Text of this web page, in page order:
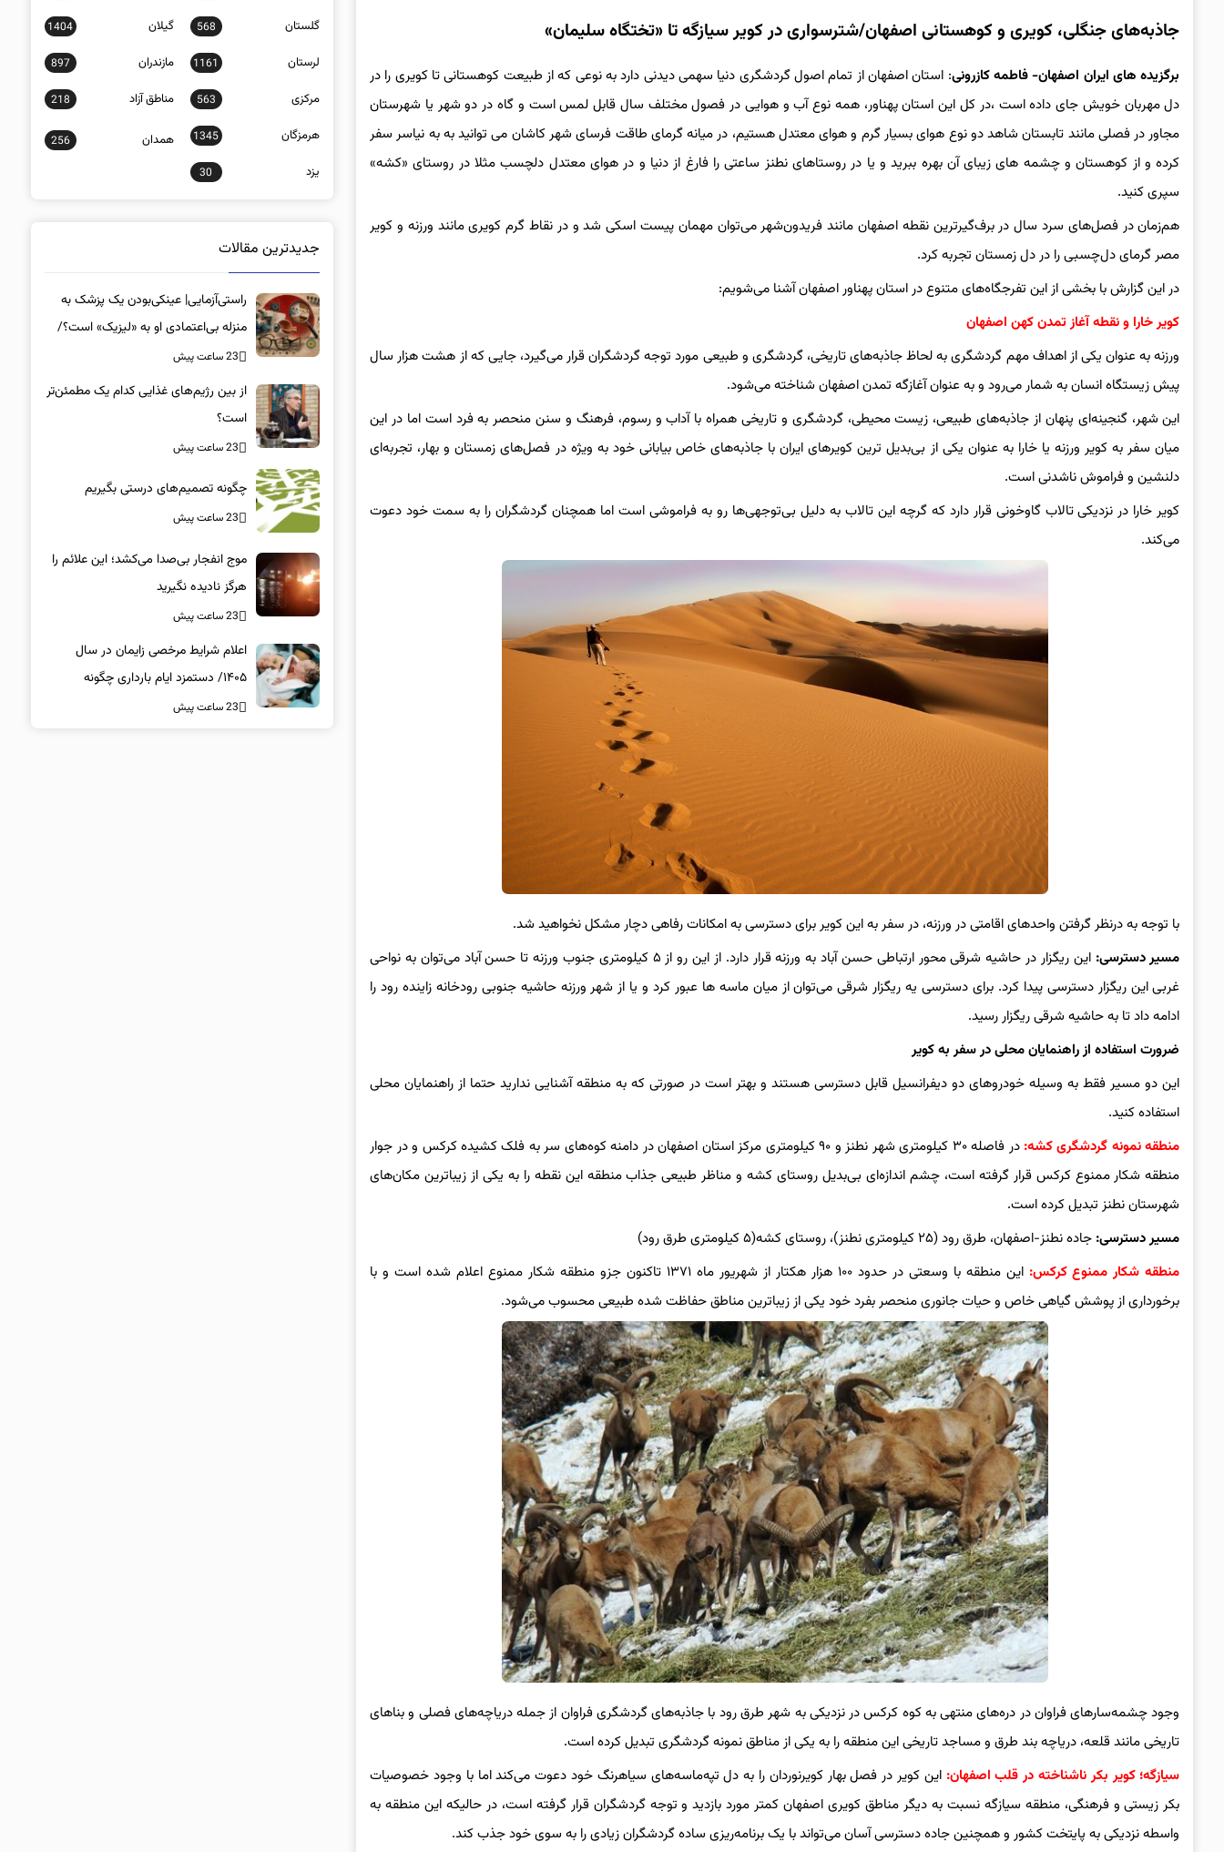
جاذبه‌های جنگلی، کویری و کوهستانی اصفهان/شترسواری در کویر سیازگه تا «تختگاه سلیمان»
برگزیده های ایران اصفهان- فاطمه کازرونی: استان اصفهان از تمام اصول گردشگری دنیا سهمی دیدنی دارد به نوعی که از طبیعت کوهستانی تا کویری را در
دل مهربان خویش جای داده است ،در کل این استان پهناور، همه نوع آب و هوایی در فصول مختلف سال قابل لمس است و گاه در دو شهر یا شهرستان
مجاور در فصلی مانند تابستان شاهد دو نوع هوای بسیار گرم و هوای معتدل هستیم، در میانه گرمای طاقت فرسای شهر کاشان می توانید به به نیاسر سفر
کرده و از کوهستان و چشمه های زیبای آن بهره ببرید و یا در روستاهای نطنز ساعتی را فارغ از دنیا و در هوای معتدل دلچسب مثلا در روستای «کشه»
سپری کنید.
هم‌زمان در فصل‌های سرد سال در برف‌گیرترین نقطه اصفهان مانند فریدون‌شهر می‌توان مهمان پیست اسکی شد و در نقاط گرم کویری مانند ورزنه و کویر
مصر گرمای دل‌چسبی را در دل زمستان تجربه کرد.
در این گزارش با بخشی از این تفرجگاه‌های متنوع در استان پهناور اصفهان آشنا می‌شویم:
کویر خارا و نقطه آغاز تمدن کهن اصفهان
ورزنه به عنوان یکی از اهداف مهم گردشگری به لحاظ جاذبه‌های تاریخی، گردشگری و طبیعی مورد توجه گردشگران قرار می‌گیرد، جایی که از هشت هزار سال
پیش زیستگاه انسان به شمار می‌رود و به عنوان آغازگه تمدن اصفهان شناخته می‌شود.
این شهر، گنجینه‌ای پنهان از جاذبه‌های طبیعی، زیست محیطی، گردشگری و تاریخی همراه با آداب و رسوم، فرهنگ و سنن منحصر به فرد است اما در این
میان سفر به کویر ورزنه یا خارا به عنوان یکی از بی‌بدیل ترین کویرهای ایران با جاذبه‌های خاص بیابانی خود به ویژه در فصل‌های زمستان و بهار، تجربه‌ای
دلنشین و فراموش ناشدنی است.
کویر خارا در نزدیکی تالاب گاوخونی قرار دارد که گرچه این تالاب به دلیل بی‌توجهی‌ها رو به فراموشی است اما همچنان گردشگران را به سمت خود دعوت
می‌کند.
با توجه به درنظر گرفتن واحدهای اقامتی در ورزنه، در سفر به این کویر برای دسترسی به امکانات رفاهی دچار مشکل نخواهید شد.
مسیر دسترسی:
این ریگزار در حاشیه شرقی محور ارتباطی حسن آباد به ورزنه قرار دارد. از این رو از ۵ کیلومتری جنوب ورزنه تا حسن آباد می‌توان به نواحی
غربی این ریگزار دسترسی پیدا کرد. برای دسترسی یه ریگزار شرقی می‌توان از میان ماسه ها عبور کرد و یا از شهر ورزنه حاشیه جنوبی رودخانه زاینده رود را
ادامه داد تا به حاشیه شرقی ریگزار رسید.
ضرورت استفاده از راهنمایان محلی در سفر به کویر
این دو مسیر فقط به وسیله خودروهای دو دیفرانسیل قابل دسترسی هستند و بهتر است در صورتی که به منطقه آشنایی ندارید حتما از راهنمایان محلی
استفاده کنید.
منطقه نمونه گردشگری کشه:
در فاصله ۳۰ کیلومتری شهر نطنز و ۹۰ کیلومتری مرکز استان اصفهان در دامنه کوه‌های سر به فلک کشیده کرکس و در جوار
منطقه شکار ممنوع کرکس قرار گرفته است، چشم اندازه‌ای بی‌بدیل روستای کشه و مناظر طبیعی جذاب منطقه این نقطه را به یکی از زیباترین مکان‌های
شهرستان نطنز تبدیل کرده است.
مسیر دسترسی: جاده نطنز-اصفهان، طرق رود (۲۵ کیلومتری نطنز)، روستای کشه(۵ کیلومتری طرق رود)
منطقه شکار ممنوع کرکس:
این منطقه با وسعتی در حدود ۱۰۰ هزار هکتار از شهریور ماه ۱۳۷۱ تاکنون جزو منطقه شکار ممنوع اعلام شده است و با
برخورداری از پوشش گیاهی خاص و حیات جانوری منحصر بفرد خود یکی از زیباترین مناطق حفاظت شده طبیعی محسوب می‌شود.
وجود چشمه‌سارهای فراوان در دره‌های منتهی به کوه کرکس در نزدیکی به شهر طرق رود با جاذبه‌های گردشگری فراوان از جمله دریاچه‌های فصلی و بناهای
تاریخی مانند قلعه، دریاچه بند طرق و مساجد تاریخی این منطقه را به یکی از مناطق نمونه گردشگری تبدیل کرده است.
سیازگه؛ کویر بکر ناشناخته در قلب اصفهان:این کویر در فصل بهار کویرنوردان را به دل تپه‌ماسه‌های سیاهرنگ خود دعوت می‌کند اما با وجود خصوصیات
بکر زیستی و فرهنگی، منطقه سیازگه نسبت به دیگر مناطق کویری اصفهان کمتر مورد بازدید و توجه گردشگران قرار گرفته است، در حالیکه این منطقه به
واسطه نزدیکی به پایتخت کشور و همچنین جاده دسترسی آسان می‌تواند با یک برنامه‌ریزی ساده گردشگران زیادی را به سوی خود جذب کند.
گلستان 568 گیلان 1404
لرستان 1161 مازندران 897
مرکزی 563 مناطق آزاد 218
هرمزگان 1345 همدان 256
یزد 30
جدیدترین مقالات
راستی‌آزمایی| عینکی‌بودن یک پزشک به
منزله بی‌اعتمادی او به «لیزیک» است؟/
جراحان، چشم فرزندان خود را لیزیک
می‌کنند؟
23 ساعت پیش
از بین رژیم‌های غذایی کدام یک مطمئن‌تر
است؟‌
23 ساعت پیش
چگونه تصمیم‌های درستی بگیریم
23 ساعت پیش
موج انفجار بی‌صدا می‌کشد؛ این علائم را
هرگز نادیده نگیرید
23 ساعت پیش
اعلام شرایط مرخصی زایمان در سال
۱۴۰۵/ دستمزد ایام بارداری چگونه
پرداخت می‌شود؟
23 ساعت پیش